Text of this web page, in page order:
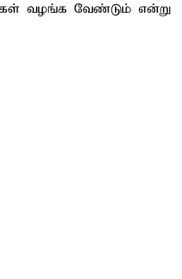
வழங்க வேண்டும் என்று